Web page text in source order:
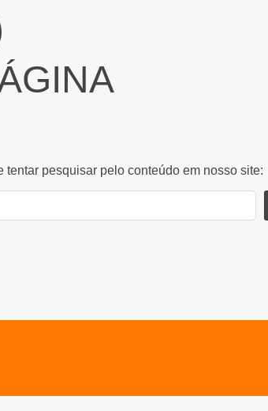
tentar pesquisar pelo conteúdo em nosso site: